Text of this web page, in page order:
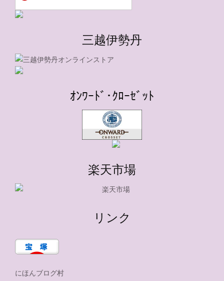
三越伊勢丹
ｵﾝﾜｰﾄﾞ･ｸﾛｰｾﾞｯﾄ
楽天市場
リンク
にほんブログ村